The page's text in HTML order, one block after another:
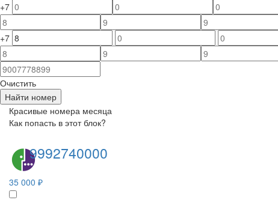
+7
+7
Очистить
Найти номер
Красивые номера месяца
Как попасть в этот блок?
9992740000
35 000 ₽